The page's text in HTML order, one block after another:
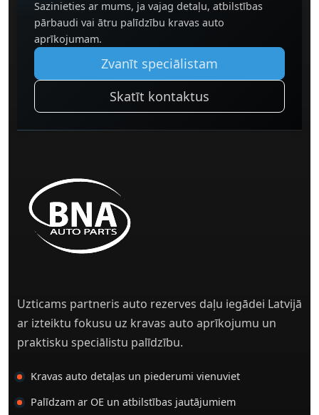
Sazinieties ar mums, ja vajag detaļu, atbilstības
pārbaudi vai ātru palīdzību kravas auto
aprīkojumam.
Zvanīt speciālistam
Skatīt kontaktus
Uzticams partneris auto rezerves daļu iegādei Latvijā
ar izteiktu fokusu uz kravas auto aprīkojumu un
praktisku speciālistu palīdzību.
Kravas auto detaļas un piederumi vienuviet
Palīdzam ar OE un atbilstības jautājumiem